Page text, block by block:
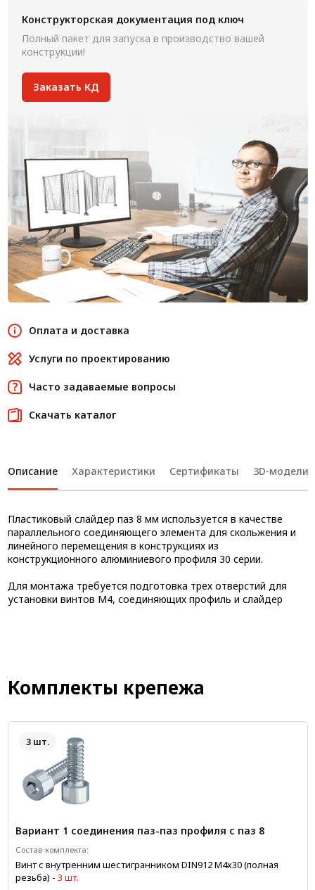
Конструкторская документация под ключ
Полный пакет для запуска в производство вашей
конструкции!
Заказать КД
Оплата и доставка
Услуги по проектированию
Часто задаваемые вопросы
Скачать каталог
Описание Характеристики Сертификаты 3D-модели
Пластиковый слайдер паз 8 мм используется в качестве
параллельного соединяющего элемента для скольжения и
линейного перемещения в конструкциях из
конструкционного алюминиевого профиля 30 серии.
Для монтажа требуется подготовка трех отверстий для
установки винтов М4, соединяющих профиль и слайдер
Комплекты крепежа
3 шт.
Вариант 1 соединения паз-паз профиля с паз 8
Состав комплекта:
Винт с внутренним шестигранником DIN912 М4х30 (полная
резьба) - 3 шт.